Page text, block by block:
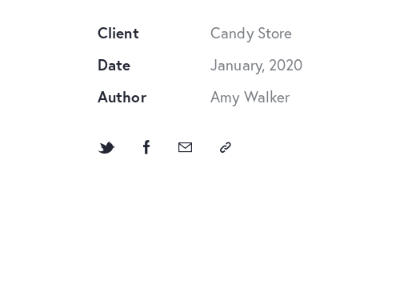
Client
Candy Store
Date
January, 2020
Author
Amy Walker